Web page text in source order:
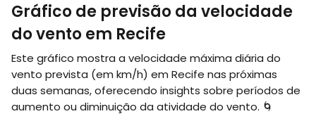
Gráfico de previsão da velocidade
do vento em Recife
Este gráfico mostra a velocidade máxima diária do
vento prevista (em km/h) em Recife nas próximas
duas semanas, oferecendo insights sobre períodos de
aumento ou diminuição da atividade do vento. 🌀